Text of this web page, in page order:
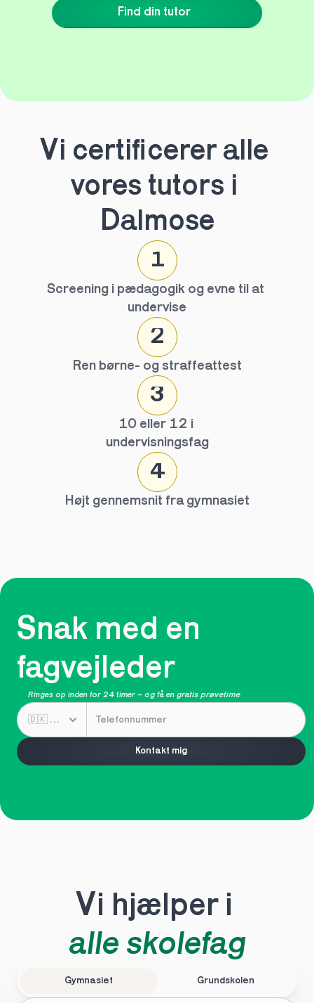
Find din tutor
Vi certificerer alle
vores tutors i
Dalmose
1
Screening i pædagogik og evne til at
undervise
2
Ren børne- og straffeattest
3
10 eller 12 i
undervisningsfag
4
Højt gennemsnit fra gymnasiet
Snak med en
fagvejleder
Ringes op inden for 24 timer – og få en gratis prøvetime
Kontakt mig
Vi hjælper i
alle skolefag
Gymnasiet Grundskolen